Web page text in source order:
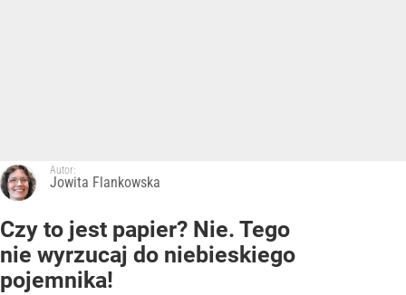
Autor:
Jowita Flankowska
Czy to jest papier? Nie. Tego
nie wyrzucaj do niebieskiego
pojemnika!